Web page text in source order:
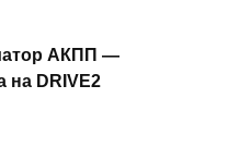
АКПП —
на DRIVE2